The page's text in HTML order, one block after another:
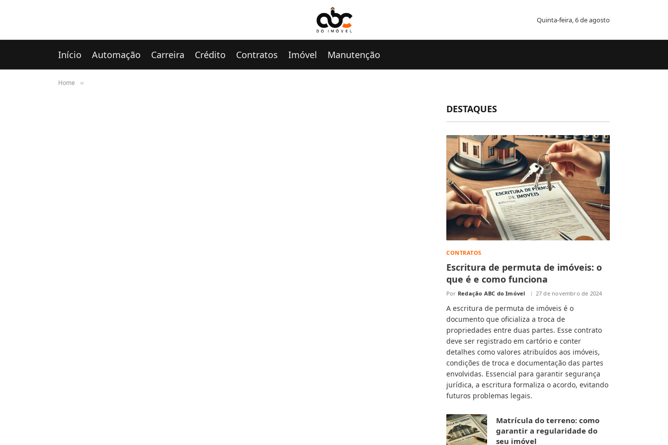
Quinta-feira, 6 de agosto
Início Automação Carreira Crédito Contratos Imóvel Manutenção
Home »
DESTAQUES
CONTRATOS
Escritura de permuta de imóveis: o
que é e como funciona
Por Redação ABC do Imóvel 27 de novembro de 2024
A escritura de permuta de imóveis é o
documento que oficializa a troca de
propriedades entre duas partes. Esse contrato
deve ser registrado em cartório e conter
detalhes como valores atribuídos aos imóveis,
condições de troca e documentação das partes
envolvidas. Essencial para garantir segurança
jurídica, a escritura formaliza o acordo, evitando
futuros problemas legais.
Matrícula do terreno: como
garantir a regularidade do
seu imóvel